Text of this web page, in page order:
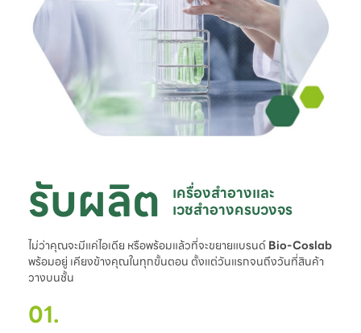
รับผลิต เครื่องสำอางและ
เวชสำอางครบวงจร
ไม่ว่าคุณจะมีแค่ไอเดีย หรือพร้อมแล้วที่จะขยายแบรนด์Bio-Coslab
พร้อมอยู่ เคียงข้างคุณในทุกขั้นตอน ตั้งแต่วันแรกจนถึงวันที่สินค้า
วางบนชั้น
01.